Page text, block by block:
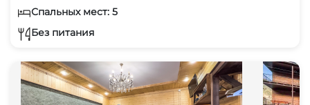
Спальных мест: 5
Без питания